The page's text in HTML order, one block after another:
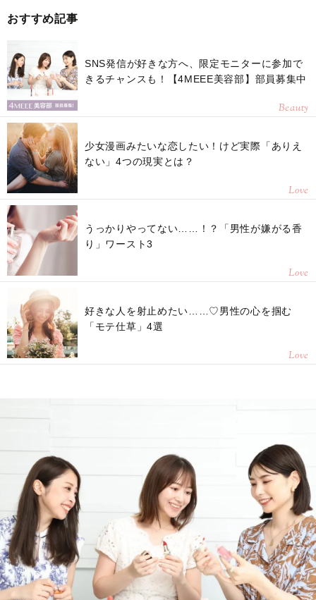
おすすめ記事
SNS発信が好きな方へ、限定モニターに参加で
きるチャンスも！【4MEEE美容部】部員募集中
Beauty
少女漫画みたいな恋したい！けど実際「ありえ
ない」4つの現実とは？
Love
うっかりやってない……！？「男性が嫌がる香
り」ワースト3
Love
好きな人を射止めたい……♡男性の心を掴む
「モテ仕草」4選
Love